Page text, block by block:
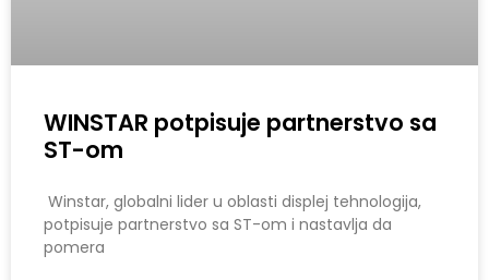
WINSTAR potpisuje partnerstvo sa
ST-om
Winstar, globalni lider u oblasti displej tehnologija,
potpisuje partnerstvo sa ST-om i nastavlja da
pomera